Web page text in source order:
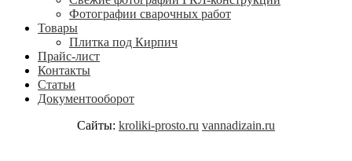
Фотографии сварочных работ
Товары
Плитка под Кирпич
Прайс-лист
Контакты
Статьи
Документооборот
Сайты: kroliki-prosto.ru vannadizain.ru